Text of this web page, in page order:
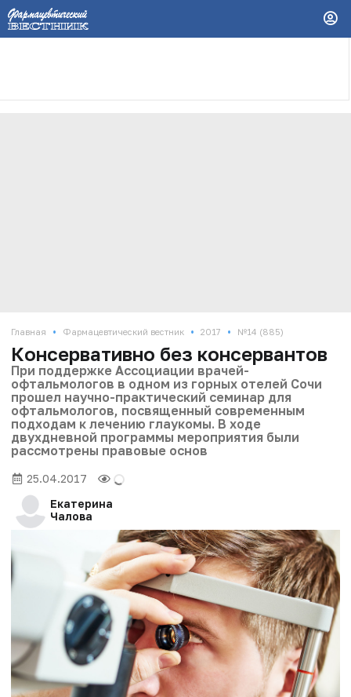
Главная • Фармацевтический вестник • 2017 • №14 (885)
Консервативно без консервантов
При поддержке Ассоциации врачей-
офтальмологов в одном из горных отелей Сочи
прошел научно-практический семинар для
офтальмологов, посвященный современным
подходам к лечению глаукомы. В ходе
двухдневной программы мероприятия были
рассмотрены правовые основ
25.04.2017
Екатерина
Чалова